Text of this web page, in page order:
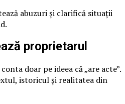
abuzuri și clarifică situații
proprietarul
doar pe ideea că „are acte”.
istoricul și realitatea din